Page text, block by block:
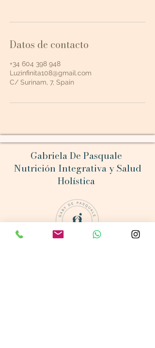
Datos de contacto
+34 604 398 948
Luzinfinita108@gmail.com
C/ Surinam, 7, Spain
Gabriela De Pasquale
Nutrición Integrativa y Salud
Holística